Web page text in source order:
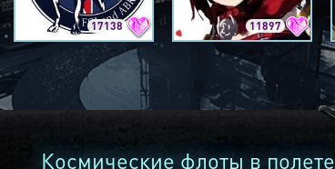
17138 11897
Космические флоты в полете